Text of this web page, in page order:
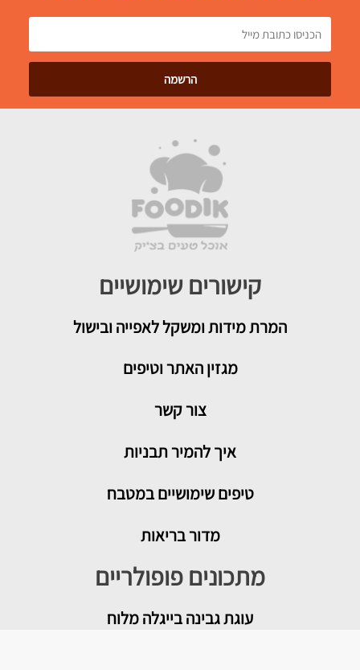
קישורים שימושיים
המרת מידות ומשקל לאפייה ובישול
מגזין האתר וטיפים
צור קשר
איך להמיר תבניות
טיפים שימושיים במטבח
מדור בריאות
מתכונים פופולריים
עוגת גבינה בייגלה מלוח